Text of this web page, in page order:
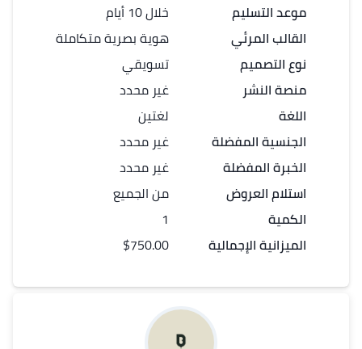
موعد التسليم
القالب المرئي
نوع التصميم
منصة النشر
اللغة
الجنسية المفضلة
الخبرة المفضلة
استلام العروض
الكمية
الميزانية الإجمالية
خلال 10 أيام
هوية بصرية متكاملة
تسويقي
غير محدد
لغتين
غير محدد
غير محدد
من الجميع
1
$750.00